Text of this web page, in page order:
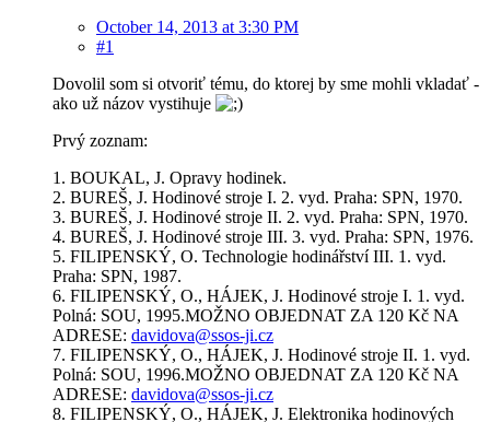
October 14, 2013 at 3:30 PM
#1
Dovolil som si otvoriť tému, do ktorej by sme mohli vkladať -
ako už názov vystihuje
Prvý zoznam:
1. BOUKAL, J. Opravy hodinek.
2. BUREŠ, J. Hodinové stroje I. 2. vyd. Praha: SPN, 1970.
3. BUREŠ, J. Hodinové stroje II. 2. vyd. Praha: SPN, 1970.
4. BUREŠ, J. Hodinové stroje III. 3. vyd. Praha: SPN, 1976.
5. FILIPENSKÝ, O. Technologie hodinářství III. 1. vyd.
Praha: SPN, 1987.
6. FILIPENSKÝ, O., HÁJEK, J. Hodinové stroje I. 1. vyd.
Polná: SOU, 1995.MOŽNO OBJEDNAT ZA 120 Kč NA
ADRESE: davidova@ssos-ji.cz
7. FILIPENSKÝ, O., HÁJEK, J. Hodinové stroje II. 1. vyd.
Polná: SOU, 1996.MOŽNO OBJEDNAT ZA 120 Kč NA
ADRESE: davidova@ssos-ji.cz
8. FILIPENSKÝ, O., HÁJEK, J. Elektronika hodinových